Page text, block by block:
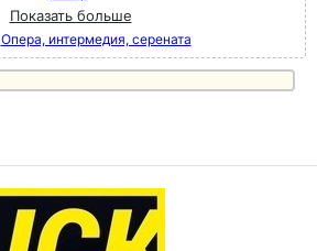
Показать больше
Опера, интермедия, серената